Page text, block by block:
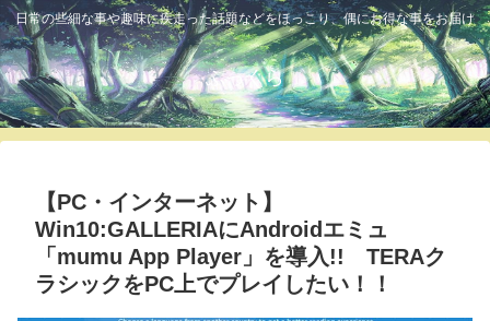
日常の些細な事や趣味に疾走った話題などをほっこり、偶にお得な事をお届け
ふっくら
【PC・インターネット】
Win10:GALLERIAにAndroidエミュ
「mumu App Player」を導入!! TERAク
ラシックをPC上でプレイしたい！！